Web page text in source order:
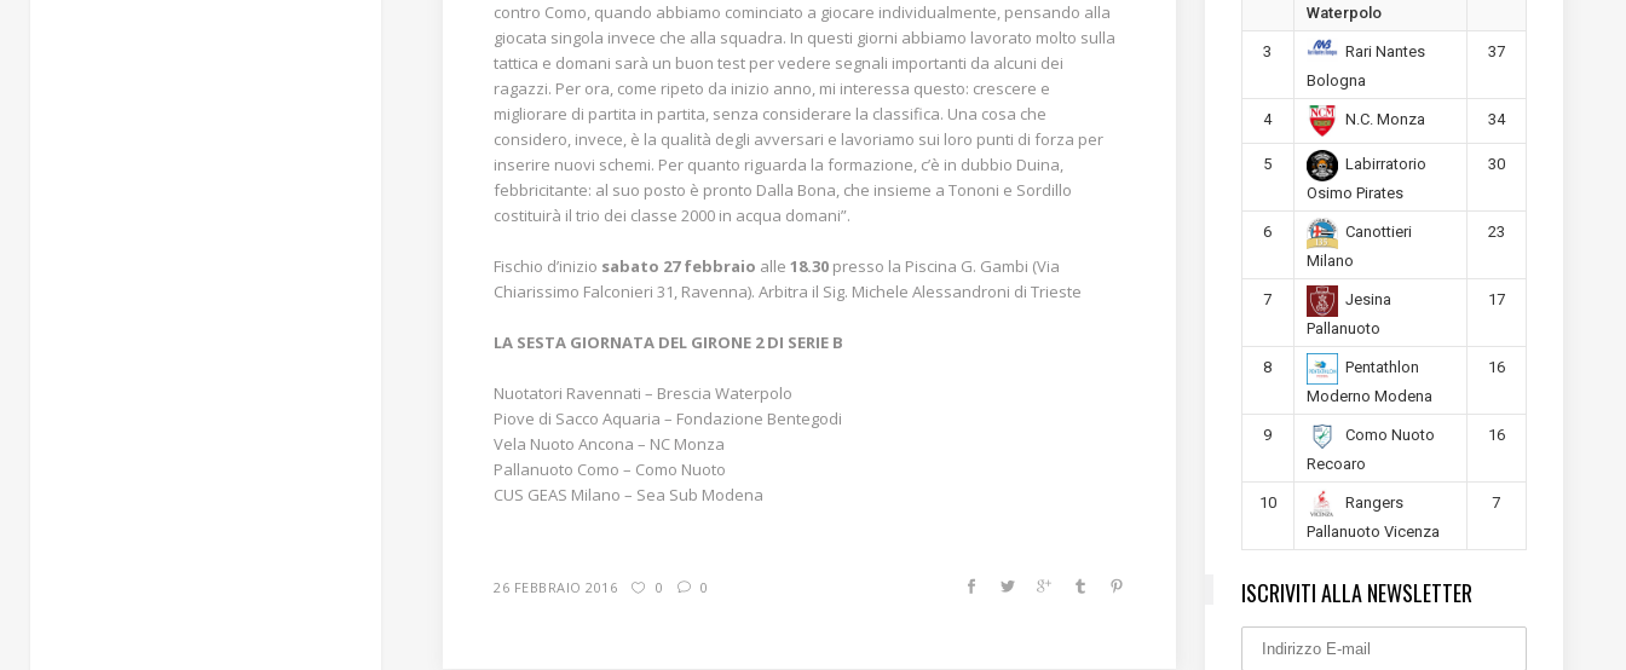
contro Como, quando abbiamo cominciato a giocare individualmente, pensando alla
giocata singola invece che alla squadra. In questi giorni abbiamo lavorato molto sulla
tattica e domani sarà un buon test per vedere segnali importanti da alcuni dei
ragazzi. Per ora, come ripeto da inizio anno, mi interessa questo: crescere e
migliorare di partita in partita, senza considerare la classifica. Una cosa che
considero, invece, è la qualità degli avversari e lavoriamo sui loro punti di forza per
inserire nuovi schemi. Per quanto riguarda la formazione, c’è in dubbio Duina,
febbricitante: al suo posto è pronto Dalla Bona, che insieme a Tononi e Sordillo
costituirà il trio dei classe 2000 in acqua domani”.
Fischio d’inizio sabato 27 febbraio alle 18.30 presso la Piscina G. Gambi (Via
Chiarissimo Falconieri 31, Ravenna). Arbitra il Sig. Michele Alessandroni di Trieste
LA SESTA GIORNATA DEL GIRONE 2 DI SERIE B
Nuotatori Ravennati – Brescia Waterpolo
Piove di Sacco Aquaria – Fondazione Bentegodi
Vela Nuoto Ancona – NC Monza
Pallanuoto Como – Como Nuoto
CUS GEAS Milano – Sea Sub Modena
26 FEBBRAIO 2016 0 0
Waterpolo
3
Rari Nantes
Bologna
37
4 N.C. Monza 34
5
Labirratorio
Osimo Pirates
30
6
Canottieri
Milano
23
7
Jesina
Pallanuoto
17
8
Pentathlon
Moderno Modena
16
9
Como Nuoto
Recoaro
16
10
Rangers
Pallanuoto Vicenza
7
ISCRIVITI ALLA NEWSLETTER